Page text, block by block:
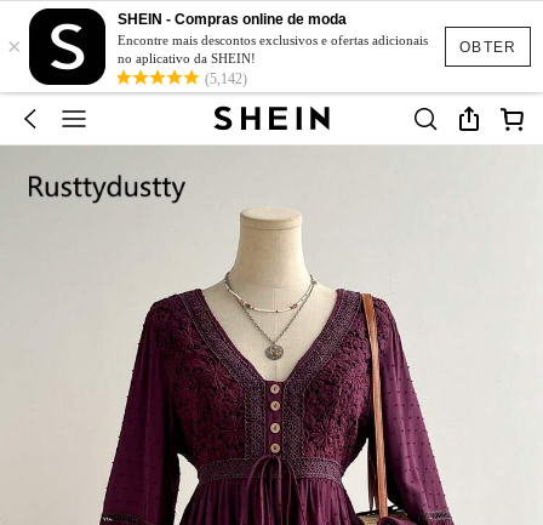
OBTER
×
SHEIN - Compras online de moda
Encontre mais descontos exclusivos e ofertas adicionais
no aplicativo da SHEIN!
(5,142)